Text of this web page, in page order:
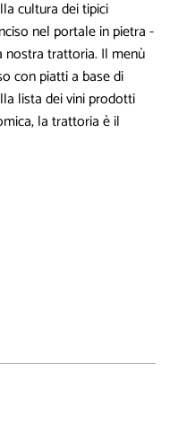
cultura dei tipici
nel portale in pietra -
nostra trattoria. Il menù
con piatti a base di
lista dei vini prodotti
la trattoria è il